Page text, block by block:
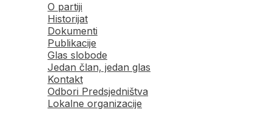
O partiji
Historijat
Dokumenti
Publikacije
Glas slobode
Jedan član, jedan glas
Kontakt
Odbori Predsjedništva
Lokalne organizacije